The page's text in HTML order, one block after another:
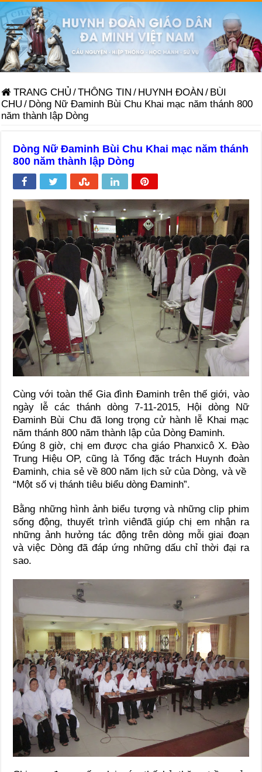
TRANG CHỦ /THÔNG TIN / HUYNH ĐOÀN / BÙI
CHU / Dòng Nữ Đaminh Bùi Chu Khai mạc năm thánh 800
năm thành lập Dòng
Dòng Nữ Đaminh Bùi Chu Khai mạc năm thánh
800 năm thành lập Dòng
Cùng với toàn thể Gia đình Đaminh trên thế giới, vào
ngày lễ các thánh dòng 7-11-2015, Hội dòng Nữ
Đaminh Bùi Chu đã long trọng cử hành lễ Khai mạc
năm thánh 800 năm thành lập của Dòng Đaminh.
Đúng 8 giờ, chị em được cha giáo Phanxicô X. Đào
Trung Hiệu OP, cũng là Tổng đặc trách Huynh đoàn
Đaminh, chia sẻ về 800 năm lịch sử của Dòng, và về
“Một số vị thánh tiêu biểu dòng Đaminh”.
Bằng những hình ảnh biểu tượng và những clip phim
sống động, thuyết trình viênđã giúp chị em nhận ra
những ảnh hưởng tác động trên dòng mỗi giai đoạn
và việc Dòng đã đáp ứng những dấu chỉ thời đại ra
sao.